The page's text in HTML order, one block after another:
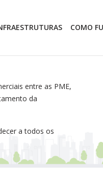
COMO
entre as PME,
da
a todos os